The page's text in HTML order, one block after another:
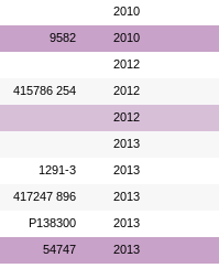
2010
9582 2010
2012
415786 254 2012
2012
2013
1291-3 2013
417247 896 2013
P138300 2013
54747 2013